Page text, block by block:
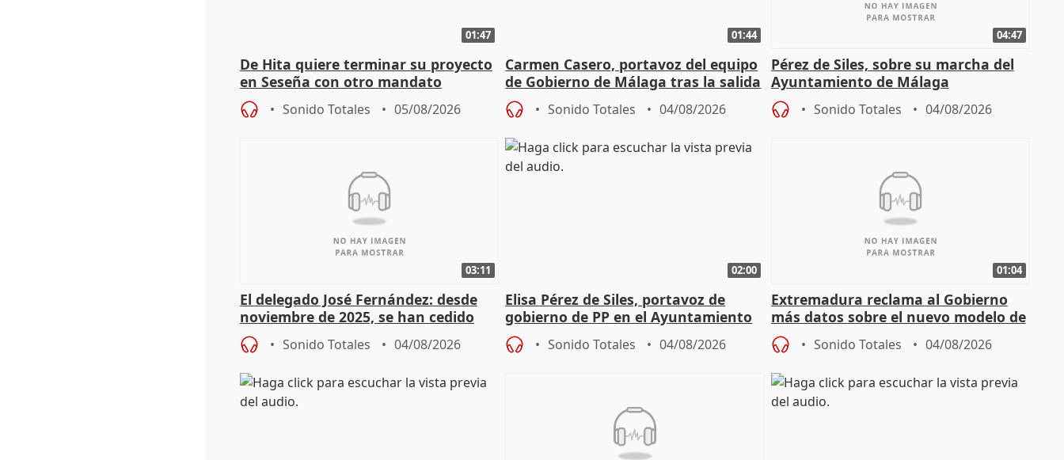
01:47
De Hita quiere terminar su proyecto
en Seseña con otro mandato
Sonido Totales 05/08/2026
01:44
Carmen Casero, portavoz del equipo
de Gobierno de Málaga tras la salida
de Pérez de Siles
Sonido Totales 04/08/2026
04:47
Pérez de Siles, sobre su marcha del
Ayuntamiento de Málaga
Sonido Totales 04/08/2026
03:11
El delegado José Fernández: desde
noviembre de 2025, se han cedido
9.810 ayudas por nacimiento
Sonido Totales 04/08/2026
02:00
Elisa Pérez de Siles, portavoz de
gobierno de PP en el Ayuntamiento
de Málaga, deja la política
Sonido Totales 04/08/2026
01:04
Extremadura reclama al Gobierno
más datos sobre el nuevo modelo de
financiación
Sonido Totales 04/08/2026